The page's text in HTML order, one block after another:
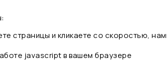
страницы и кликаете со скоростью,
javascript в вашем браузере